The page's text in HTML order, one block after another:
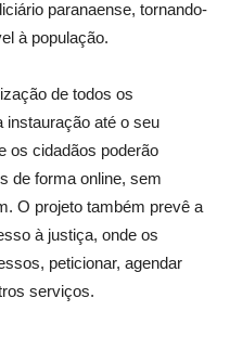
paranaense, tornando-
à população.
de todos os
instauração até o seu
os cidadãos poderão
de forma online, sem
O projeto também prevê a
à justiça, onde os
peticionar, agendar
serviços.